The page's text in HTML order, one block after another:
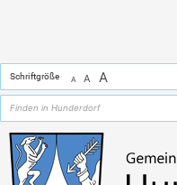
Schriftgröße A A A